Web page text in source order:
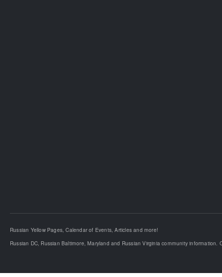
Russian Yellow Pages, Calendar of Events, Articles and more!
Russian DC, Russian Baltimore, Maryland and Russian Virginia community